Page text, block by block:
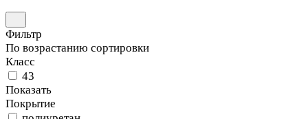
Фильтр
По возрастанию сортировки
Класс
43
Показать
Покрытие